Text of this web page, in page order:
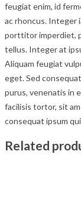
feugiat enim, id
ac rhoncus. Integer
porttitor imperdiet,
tellus. Integer at
Aliquam feugiat
eget. Sed
purus, venenatis in
facilisis tortor, sit
consequat ipsum
Related